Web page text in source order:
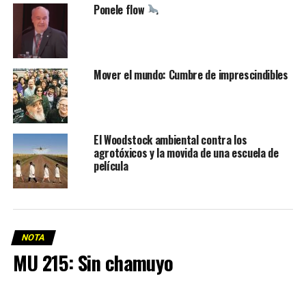
Ponele flow
Mover el mundo: Cumbre de imprescindibles
El Woodstock ambiental contra los
agrotóxicos y la movida de una escuela de
película
NOTA
MU 215: Sin chamuyo